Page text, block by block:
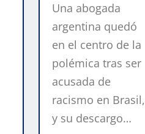
Una abogada
argentina quedó
en el centro de la
polémica tras ser
acusada de
racismo en Brasil,
y su descargo…